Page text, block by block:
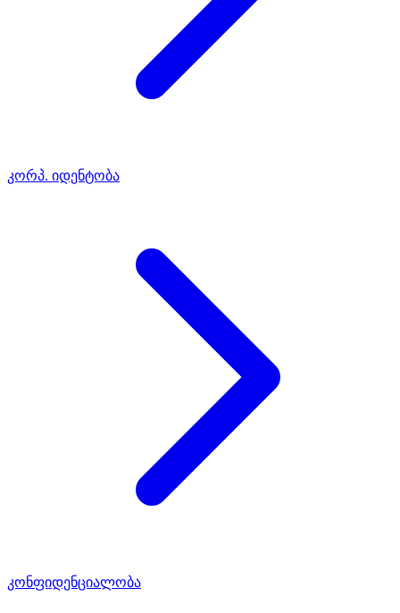
კორპ. იდენტობა
კონფიდენციალობა